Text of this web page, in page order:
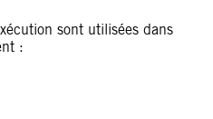
sont utilisées dans
: